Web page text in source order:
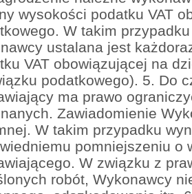
wysokości podatku VAT
W takim
ustalana jest
VAT obowiązującej na
podatkowego). 5. Do
ma prawo
Zawiadomienie
W takim przypadku
pomniejszeniu o
W związku z
robót, Wykonawcy